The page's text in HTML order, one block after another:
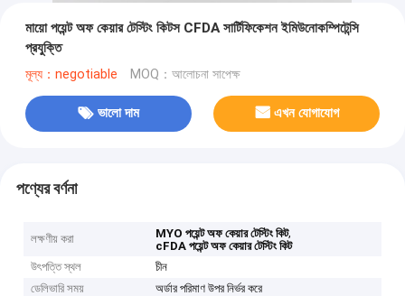
মায়ো পয়েন্ট অফ কেয়ার টেস্টিং কিটস CFDA সার্টিফিকেশন ইমিউনোকম্পিটেন্সি
প্রযুক্তি
মূল্য：negotiable MOQ：আলোচনা সাপেক্ষ
ভালো দাম এখন যোগাযোগ
পণ্যের বর্ণনা
লক্ষণীয় করা MYO পয়েন্ট অফ কেয়ার টেস্টিং কিট,
cFDA পয়েন্ট অফ কেয়ার টেস্টিং কিট
উৎপত্তি স্থল
চীন
ডেলিভারি সময়
অর্ডার পরিমাণ উপর নির্ভর করে